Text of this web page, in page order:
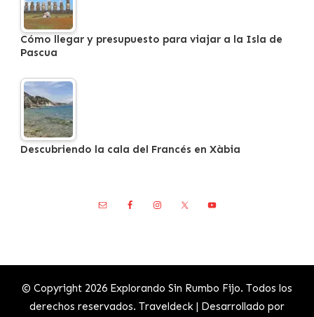
Cómo llegar y presupuesto para viajar a la Isla de
Pascua
Descubriendo la cala del Francés en Xàbia
© Copyright 2026 Explorando Sin Rumbo Fijo. Todos los
derechos reservados. Traveldeck | Desarrollado por